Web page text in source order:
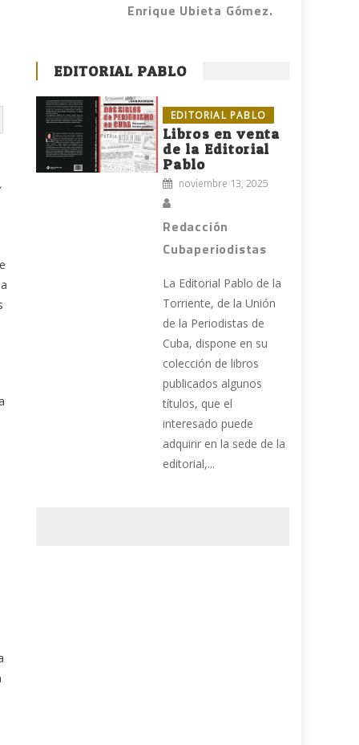
Enrique Ubieta Gómez.
EDITORIAL PABLO
EDITORIAL PABLO
Libros en venta
de la Editorial
Pablo
noviembre 13, 2025
Redacción
Cubaperiodistas
La Editorial Pablo de la
Torriente, de la Unión
de la Periodistas de
Cuba, dispone en su
colección de libros
publicados algunos
títulos, que el
interesado puede
adquirir en la sede de la
editorial,...